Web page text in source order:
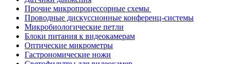
Прочие микропроцессорные схемы
Проводные дискуссионные конференц-системы
Микробиологические петли
Блоки питания к видеокамерам
Оптические микрометры
Гастрономические ножи